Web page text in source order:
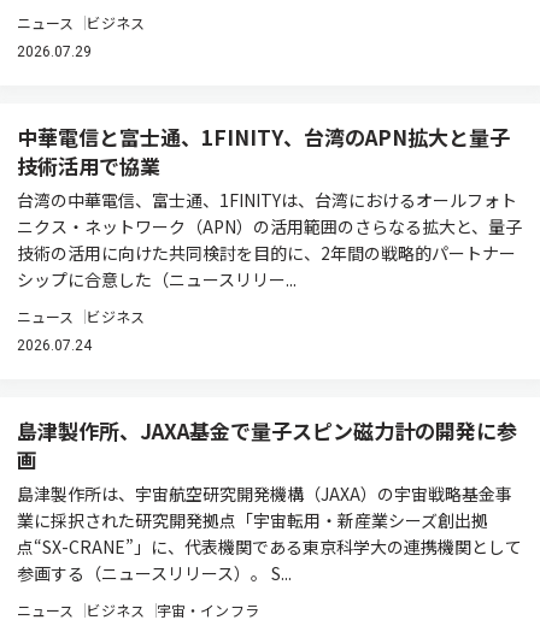
ニュース ビジネス
2026.07.29
中華電信と富士通、1FINITY、台湾のAPN拡大と量子
技術活用で協業
台湾の中華電信、富士通、1FINITYは、台湾におけるオールフォト
ニクス・ネットワーク（APN）の活用範囲のさらなる拡大と、量子
技術の活用に向けた共同検討を目的に、2年間の戦略的パートナー
シップに合意した（ニュースリリー...
ニュース ビジネス
2026.07.24
島津製作所、JAXA基金で量子スピン磁力計の開発に参
画
島津製作所は、宇宙航空研究開発機構（JAXA）の宇宙戦略基金事
業に採択された研究開発拠点「宇宙転用・新産業シーズ創出拠
点“SX-CRANE”」に、代表機関である東京科学大の連携機関として
参画する（ニュースリリース）。 S...
ニュース ビジネス 宇宙・インフラ